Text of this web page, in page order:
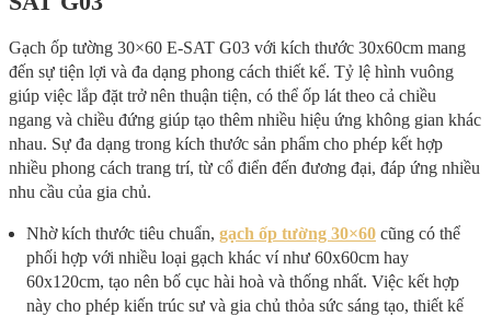
Gạch ốp tường 30×60 E-SAT G03 với kích thước 30x60cm mang
đến sự tiện lợi và đa dạng phong cách thiết kế. Tỷ lệ hình vuông
giúp việc lắp đặt trở nên thuận tiện, có thể ốp lát theo cả chiều
ngang và chiều đứng giúp tạo thêm nhiều hiệu ứng không gian khác
nhau. Sự đa dạng trong kích thước sản phẩm cho phép kết hợp
nhiều phong cách trang trí, từ cổ điển đến đương đại, đáp ứng nhiều
nhu cầu của gia chủ.
Nhờ kích thước tiêu chuẩn, gạch ốp tường 30×60 cũng có thể
phối hợp với nhiều loại gạch khác ví như 60x60cm hay
60x120cm, tạo nên bố cục hài hoà và thống nhất. Việc kết hợp
này cho phép kiến trúc sư và gia chủ thỏa sức sáng tạo, thiết kế